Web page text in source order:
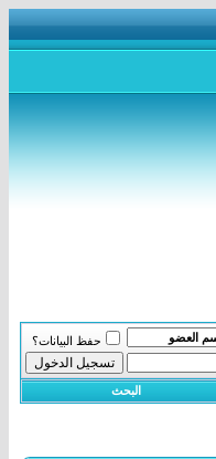
حفظ البيانات؟
البحث